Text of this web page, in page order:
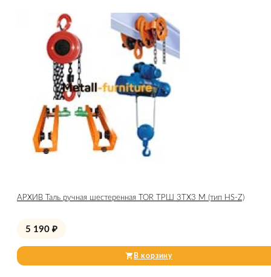
АРХИВ Таль ручная шестеренная TOR ТРШ 3ТХ3 М (тип HS-Z)
5 190 ₽
В корзину